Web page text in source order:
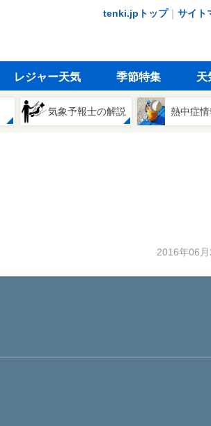
tenki.jpトップ｜ サイト
レジャー天気 季節特集 天
気象予報士の解説 熱中症情
2016年06